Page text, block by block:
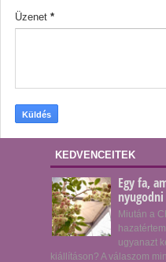
Üzenet *
KEDVENCEITEK
Egy fa,
nyugodni
Miután a
ugyanazt
kiállításon? A válaszom